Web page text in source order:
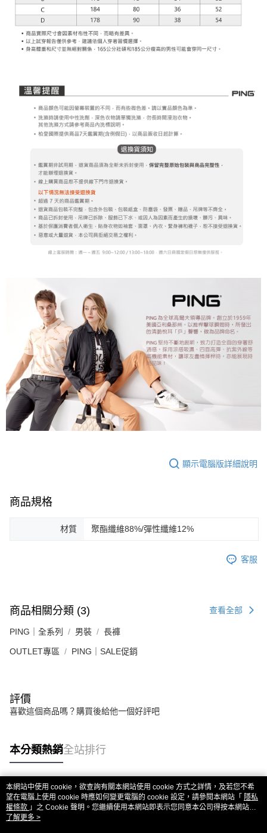
顯示電腦版詳細說明
商品規格
材質 聚酯纖維88%/彈性纖維12%
客服
商品相關分類 (3) 查看全部
PING｜全系列 男裝 長褲
OUTLET專區 PING｜SALE促銷
評價
喜歡這個商品嗎？購買後給他一個好評吧
本分類熱銷全站排行
熱門標籤
本網站中使用 cookie，欲查詢有關本網站使用 cookie 方式之詳情，及若您不希
望在電腦上使用 cookie 時應如何變更電腦的 cookie 設定，請參閱本網站「 隱私
權條款 」之 Cookie 聲明。您繼續使用本網站即表示您同意本公司得按本網站使
用條款之 Cookie 聲明使用 cookie。
了解更多 >